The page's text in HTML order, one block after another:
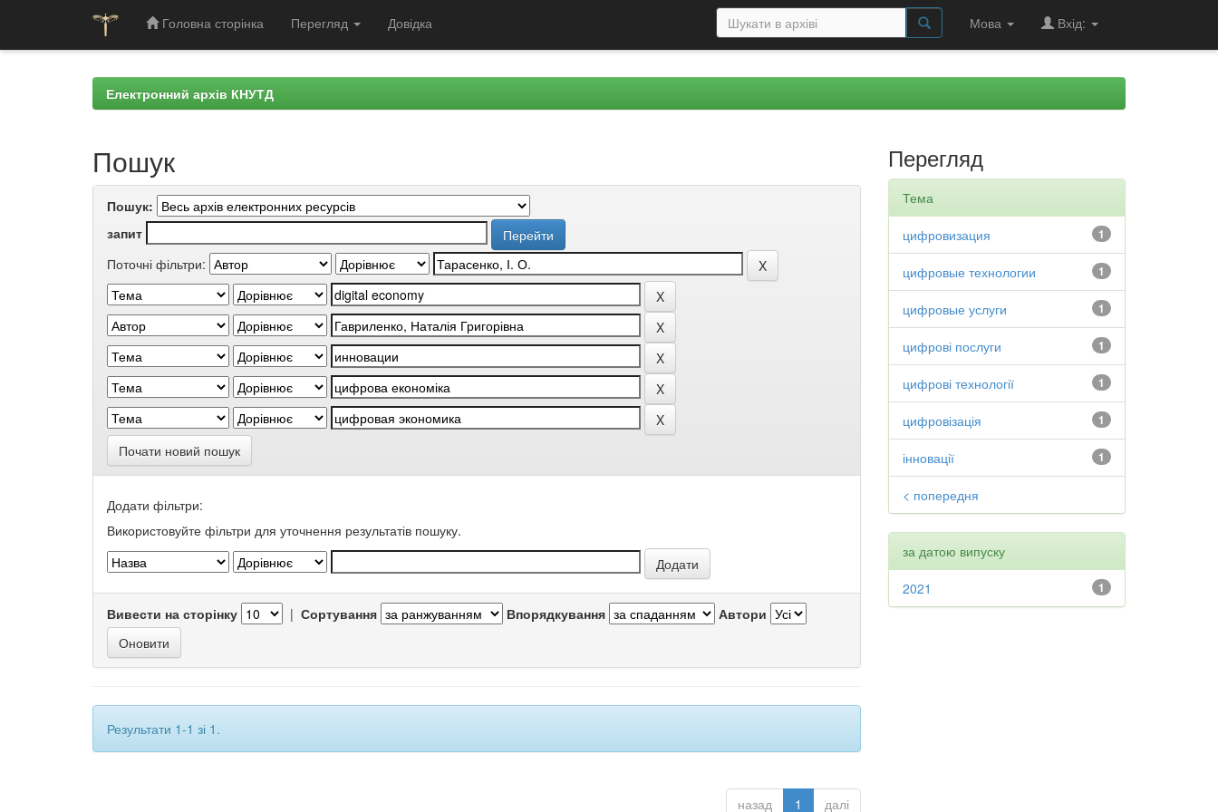
Головна сторінка Перегляд Довідка Мова Вхід:
Електронний архів КНУТД
Пошук
Пошук:
запит
Поточні фільтри:
Почати новий пошук
Додати фільтри:
Використовуйте фільтри для уточнення результатів пошуку.
Вивести на сторінку | Сортування Впорядкування Автори
Результати 1-1 зі 1.
назад 1 далі
Перегляд
Тема
1
цифровизация
1
цифровые технологии
1
цифровые услуги
1
цифрові послуги
1
цифрові технології
1
цифровізація
1
інновації
< попередня
за датою випуску
1
2021